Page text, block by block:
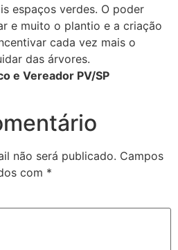
espaços verdes. O poder
e muito o plantio e a criação
cada vez mais o
das árvores.
e Vereador PV/SP
não será publicado. Campos
com *